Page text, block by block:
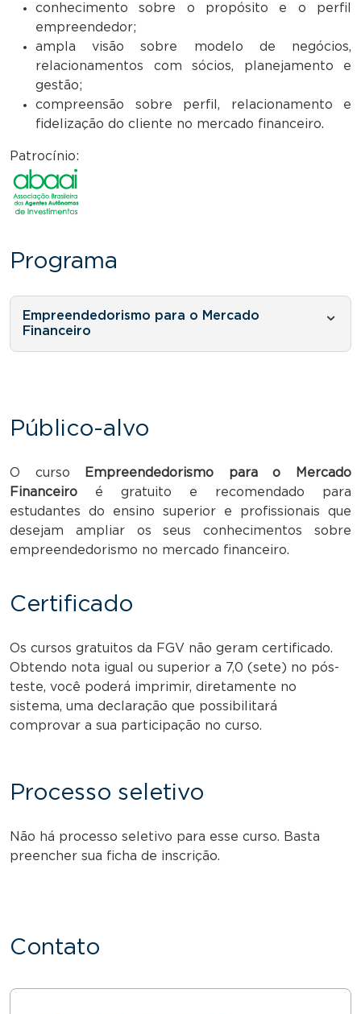
conhecimento sobre o propósito e o perfil
empreendedor;
ampla visão sobre modelo de negócios,
relacionamentos com sócios, planejamento e
gestão;
compreensão sobre perfil, relacionamento e
fidelização do cliente no mercado financeiro.
Patrocínio:
Programa
Empreendedorismo para o Mercado
Financeiro
Público-alvo
O curso
Empreendedorismo para o Mercado
Financeiro é gratuito e recomendado para
estudantes do ensino superior e profissionais que
desejam ampliar os seus conhecimentos sobre
empreendedorismo no mercado financeiro.
Certificado
Os cursos gratuitos da FGV não geram certificado.
Obtendo nota igual ou superior a 7,0 (sete) no pós-
teste, você poderá imprimir, diretamente no
sistema, uma declaração que possibilitará
comprovar a sua participação no curso.
Processo seletivo
Não há processo seletivo para esse curso. Basta
preencher sua ficha de inscrição.
Contato